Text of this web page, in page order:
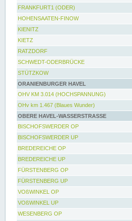
FRANKFURT1 (ODER)
HOHENSAATEN-FINOW
KIENITZ
KIETZ
RATZDORF
SCHWEDT-ODERBRÜCKE
STÜTZKOW
ORANIENBURGER HAVEL
OHV KM 3.014 (HOCHSPANNUNG)
OHv km 1.467 (Blaues Wunder)
OBERE HAVEL-WASSERSTRASSE
BISCHOFSWERDER OP
BISCHOFSWERDER UP
BREDEREICHE OP
BREDEREICHE UP
FÜRSTENBERG OP
FÜRSTENBERG UP
VOßWINKEL OP
VOßWINKEL UP
WESENBERG OP